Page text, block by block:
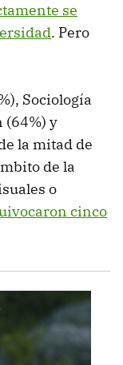
se
. Pero
Sociología
(64%) y
la mitad de
de la
o
cinco